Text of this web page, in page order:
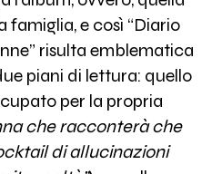
e così “Diario
risulta emblematica
piani di lettura: quello
per la propria
che racconterà che
di allucinazioni